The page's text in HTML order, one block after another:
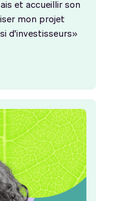
et accueillir son
mon projet
d'investisseurs»